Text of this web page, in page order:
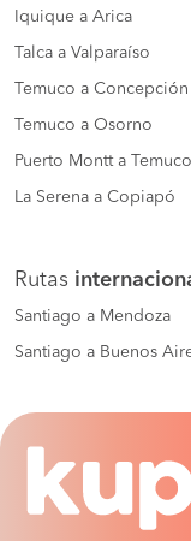
Iquique a Arica
Talca a Valparaíso
Temuco a Concepción
Temuco a Osorno
Puerto Montt a Temuco
La Serena a Copiapó
Rutas
Santiago a Mendoza
Santiago a Buenos